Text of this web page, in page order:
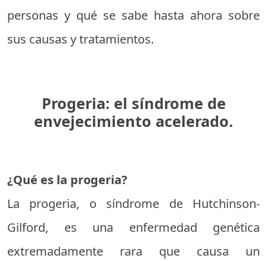
personas y qué se sabe hasta ahora sobre
sus causas y tratamientos.
Progeria: el síndrome de
envejecimiento acelerado.
¿Qué es la progeria?
La progeria, o síndrome de Hutchinson-
Gilford, es una enfermedad genética
extremadamente rara que causa un